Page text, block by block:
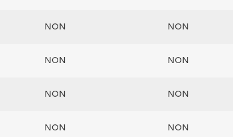
NON NON
NON NON
NON NON
NON NON